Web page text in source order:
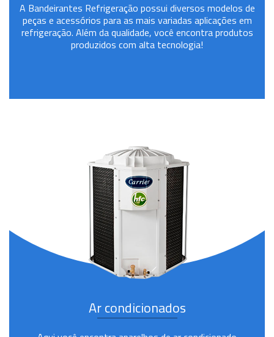
A Bandeirantes Refrigeração possui diversos modelos de
peças e acessórios para as mais variadas aplicações em
refrigeração. Além da qualidade, você encontra produtos
produzidos com alta tecnologia!
Ar condicionados